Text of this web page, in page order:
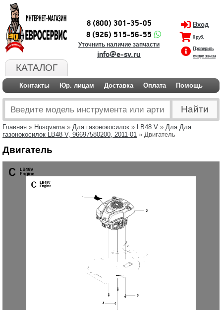
КАТАЛОГ
8 (800) 301-35-05
8 (926) 515-56-55
Уточнить наличие запчасти
info@e-sv.ru
Вход
0 руб.
Проверить
статус заказа
Контакты Юр. лицам Доставка Оплата Помощь
Главная » Husqvarna» Для газонокосилок » LB48 V » Для Для
газонокосилок LB48 V, 96697580200, 2011-01 » Двигатель
Двигатель